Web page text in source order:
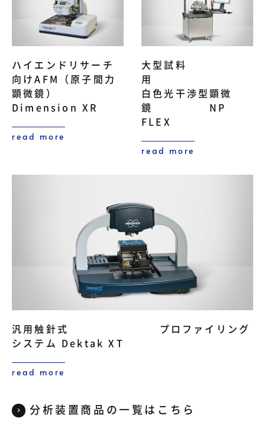
ハイエンドリサーチ
向けAFM（原子間力
顕微鏡）
Dimension XR
read more
大型試料
用
白色光干渉型顕微
鏡 NP
FLEX
read more
汎用触針式 プロファイリング
システム Dektak XT
read more
分析装置商品の一覧はこちら